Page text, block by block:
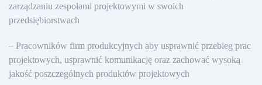
zarządzaniu zespołami projektowymi w swoich
przedsiębiorstwach
– Pracowników firm produkcyjnych aby usprawnić przebieg prac
projektowych, usprawnić komunikację oraz zachować wysoką
jakość poszczególnych produktów projektowych